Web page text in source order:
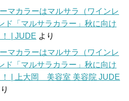
マカラーはマルサラ（ワインレ
ド「マルサラカラー」秋に向け
| JUDE より
マカラーはマルサラ（ワインレ
ド「マルサラカラー」秋に向け
！ | 上大岡 美容室 美容院 JUDE